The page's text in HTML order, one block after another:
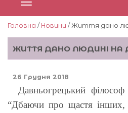
Головна / Новини / Життя дано
ЖИТТЯ ДАНО ЛЮДИНІ НА
26 Грудня 2018
Давньогрецький філософ
“Дбаючи про щастя інших,